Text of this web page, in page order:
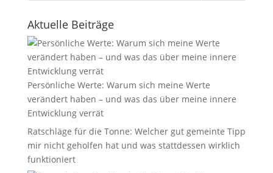
Aktuelle Beiträge
Persönliche Werte: Warum sich meine Werte
verändert haben – und was das über meine innere
Entwicklung verrät
Ratschläge für die Tonne: Welcher gut gemeinte Tipp
mir nicht geholfen hat und was stattdessen wirklich
funktioniert